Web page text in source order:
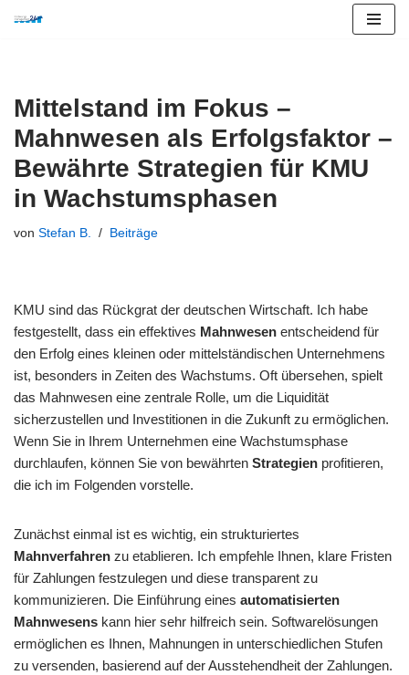
Mittelstand im Fokus –
Mahnwesen als Erfolgsfaktor –
Bewährte Strategien für KMU
in Wachstumsphasen
von Stefan B. Beiträge
KMU sind das Rückgrat der deutschen Wirtschaft. Ich habe
festgestellt, dass ein effektives Mahnwesen entscheidend für
den Erfolg eines kleinen oder mittelständischen Unternehmens
ist, besonders in Zeiten des Wachstums. Oft übersehen, spielt
das Mahnwesen eine zentrale Rolle, um die Liquidität
sicherzustellen und Investitionen in die Zukunft zu ermöglichen.
Wenn Sie in Ihrem Unternehmen eine Wachstumsphase
durchlaufen, können Sie von bewährten Strategien profitieren,
die ich im Folgenden vorstelle.
Zunächst einmal ist es wichtig, ein strukturiertes
Mahnverfahren zu etablieren. Ich empfehle Ihnen, klare Fristen
für Zahlungen festzulegen und diese transparent zu
kommunizieren. Die Einführung eines automatisierten
Mahnwesens kann hier sehr hilfreich sein. Softwarelösungen
ermöglichen es Ihnen, Mahnungen in unterschiedlichen Stufen
zu versenden, basierend auf der Ausstehendheit der Zahlungen.